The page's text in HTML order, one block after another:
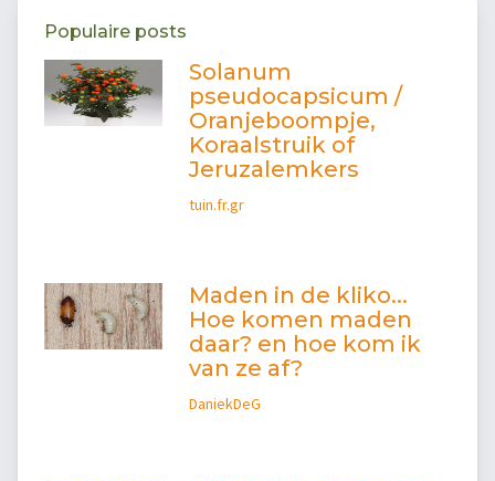
Populaire posts
Solanum
pseudocapsicum /
Oranjeboompje,
Koraalstruik of
Jeruzalemkers
tuin.fr.gr
Maden in de kliko...
Hoe komen maden
daar? en hoe kom ik
van ze af?
DaniekDeG